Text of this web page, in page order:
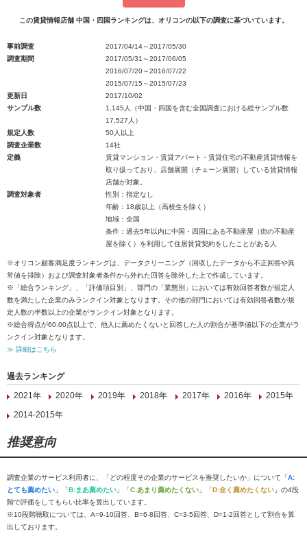
この賃貸情報店舗 中国・四国ランキングは、オリコンの以下の調査に基づいています。
事前調査
2017/04/14～2017/05/30
調査期間
2017/05/31～2017/06/05
2016/07/20～2016/07/22
2015/07/15～2015/07/23
更新日
2017/10/02
サンプル数
1,145人（中国・四国を含む全国調査における総サンプル数
17,527人）
規定人数
50人以上
調査企業数
14社
定義
賃貸マンション・賃貸アパート・賃貸住宅の不動産賃貸情報を
取り扱っており、店舗展開（チェーン展開）している賃貸情報
店舗が対象。
調査対象者
性別：指定なし
年齢：18歳以上（高校生を除く）
地域：全国
条件：過去5年以内に中国・四国にある不動産屋（街の不動産
屋を除く）を利用して住居賃貸契約をしたことがある人
※オリコン顧客満足度ランキングは、データクリーニング（回収したデータから不正回答や異
常値を排除）および調査対象者条件から外れた回答を除外した上で作成しています。
※「総合ランキング」、「評価項目別」、部門の「業態別」においては有効回答者数が規定人
数を満たした企業のみランクイン対象となります。その他の部門においては有効回答者数が規
定人数の半数以上の企業がランクイン対象となります。
※総合得点が60.00点以上で、他人に薦めたくないと回答した人の割合が基準値以下の企業がラ
ンクイン対象となります。
≫ 詳細はこちら
過去ランキング
2021年
2020年 2019年 2018年 2017年 2016年
2015年
2014-2015年
推奨意向
調査企業のサービス利用者に、「どの程度その企業のサービスを推奨したいか」について「A:
とても薦めたい 」「B:まあ薦めたい 」「C:あまり薦めたくない 」「D:全く薦めたくない 」の4段
階で評価をしてもらい比率を算出しています。
※10段階聴取については、A=9-10回答、B=6-8回答、C=3-5回答、D=1-2回答として割合を算
出しております。